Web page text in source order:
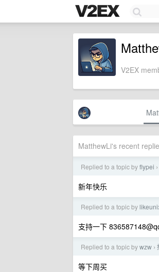
V2EX
MatthewLi's recent
Replied to a topic byflypei ›
新年快乐
Replied to a topic by
支持一下
Replied to a topic bywzw ›
等下周买